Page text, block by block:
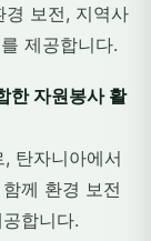
경 보전, 지역사
제공합니다.
한 자원봉사 활
탄자니아에서
께 환경 보전
합니다.